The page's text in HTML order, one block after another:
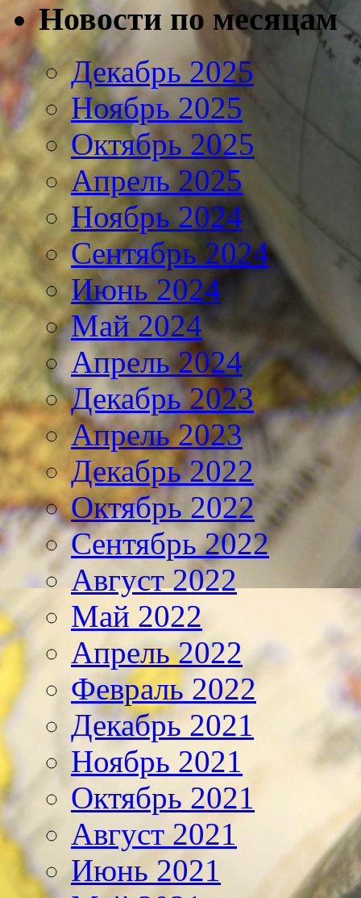
Новости по месяцам
Декабрь 2025
Ноябрь 2025
Октябрь 2025
Апрель 2025
Ноябрь 2024
Сентябрь 2024
Июнь 2024
Май 2024
Апрель 2024
Декабрь 2023
Апрель 2023
Декабрь 2022
Октябрь 2022
Сентябрь 2022
Август 2022
Май 2022
Апрель 2022
Февраль 2022
Декабрь 2021
Ноябрь 2021
Октябрь 2021
Август 2021
Июнь 2021